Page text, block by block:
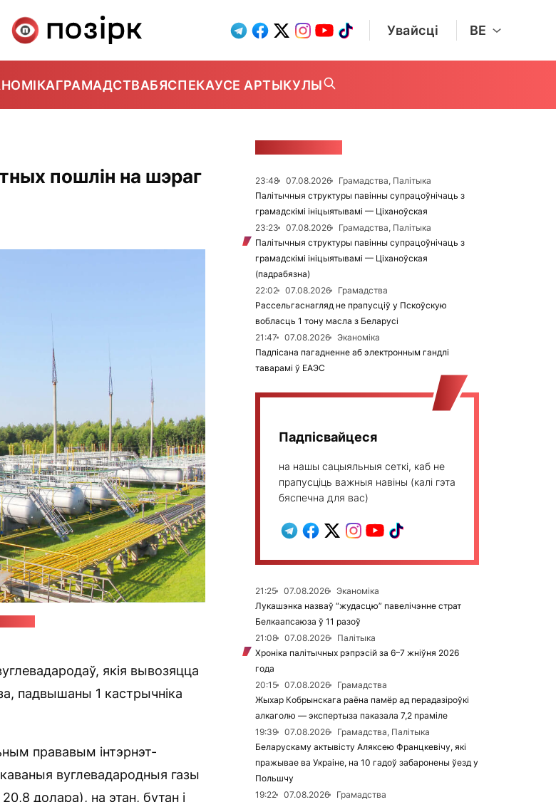
Увайсці BE
ГРАМАДСТВАБЯСПЕКАУСЕ АРТЫКУЛЫ
пошлін на шэраг
якія вывозяцца
падвышаны 1 кастрычніка
прававым інтэрнэт-
вуглевадародныя газы
долара), на этан, бутан і
23:48 07.08.2026
Грамадства, Палітыка
Палітычныя структуры павінны супрацоўнічаць з
грамадскімі ініцыятывамі — Ціханоўская
23:23
07.08.2026
Грамадства, Палітыка
Палітычныя структуры павінны супрацоўнічаць з
грамадскімі ініцыятывамі — Ціханоўская
(падрабязна)
22:02
07.08.2026
Грамадства
Рассельгаснагляд не прапусціў у Пскоўскую
вобласць 1 тону масла з Беларусі
21:47
07.08.2026
Эканоміка
Падпісана пагадненне аб электронным гандлі
таварамі ў ЕАЭС
Падпісвайцеся
на нашы сацыяльныя сеткі, каб не
прапусціць важныя навіны (калі гэта
бяспечна для вас)
21:25 07.08.2026
Эканоміка
Лукашэнка назваў “жудасцю” павелічэнне страт
Белкаапсаюза ў 11 разоў
21:08
07.08.2026
Палітыка
Хроніка палітычных рэпрэсій за 6–7 жніўня 2026
года
20:15
07.08.2026
Грамадства
Жыхар Кобрынскага раёна памёр ад перадазіроўкі
алкаголю — экспертыза паказала 7,2 праміле
19:39
07.08.2026
Грамадства, Палітыка
Беларускаму актывісту Аляксею Францкевічу, які
пражывае ва Украіне, на 10 гадоў забаронены ўезд у
Польшчу
19:22
07.08.2026
Грамадства